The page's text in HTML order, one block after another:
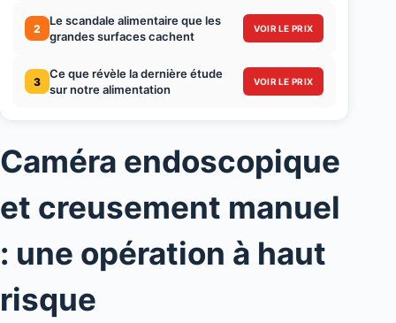
2
Le scandale alimentaire que les
grandes surfaces cachent
VOIR LE PRIX
3
Ce que révèle la dernière étude
sur notre alimentation
VOIR LE PRIX
Caméra endoscopique
et creusement manuel
: une opération à haut
risque